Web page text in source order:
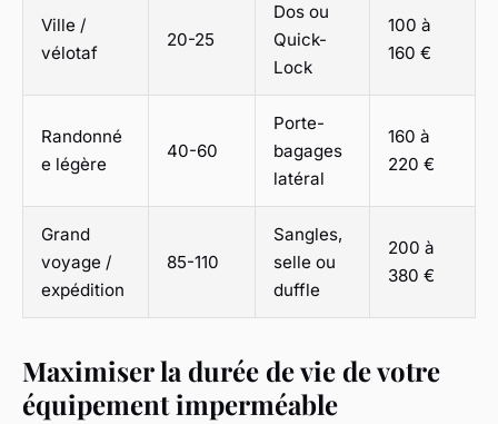
Ville /
vélotaf
20-25
Dos ou
Quick-
Lock
100 à
160 €
Randonné
e légère
40-60
Porte-
bagages
latéral
160 à
220 €
Grand
voyage /
expédition
85-110
Sangles,
selle ou
duffle
200 à
380 €
Maximiser la durée de vie de votre
équipement imperméable